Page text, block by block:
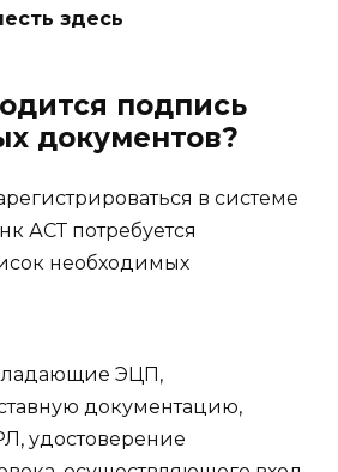
здесь
подпись
документов?
в системе
АСТ потребуется
необходимых
ЭЦП,
документацию,
удостоверение